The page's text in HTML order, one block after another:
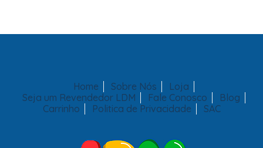
Home Sobre Nós
Loja
Seja um Revendedor LDM
Fale Conosco
Blog
Carrinho
Politica de Privacidade SAC